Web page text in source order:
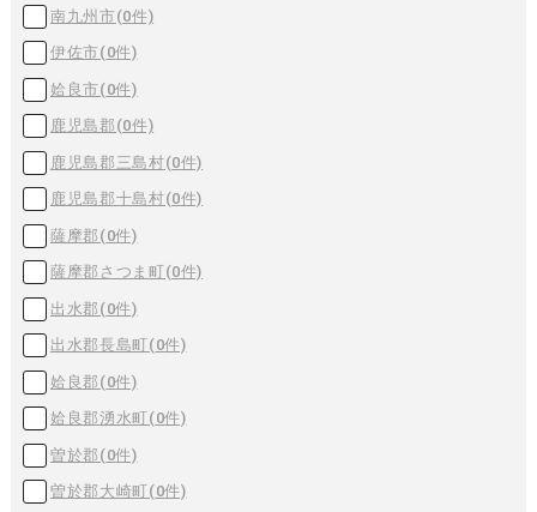
南九州市(0件)
伊佐市(0件)
姶良市(0件)
鹿児島郡(0件)
鹿児島郡三島村(0件)
鹿児島郡十島村(0件)
薩摩郡(0件)
薩摩郡さつま町(0件)
出水郡(0件)
出水郡長島町(0件)
姶良郡(0件)
姶良郡湧水町(0件)
曽於郡(0件)
曽於郡大崎町(0件)